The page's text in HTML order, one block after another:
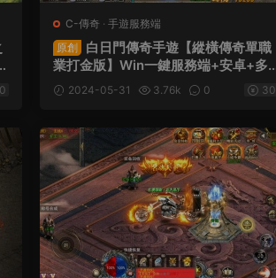
C-傳奇 · 手遊服務端
原創
白日門傳奇手遊【縱橫傳奇單職
業打金版】Win一鍵服務端+安卓+多
區+跨服+GM後台+視頻架設教程
2024-05-31 3.76k 0 30